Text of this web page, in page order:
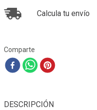
Calcula tu envío
Comparte
DESCRIPCIÓN